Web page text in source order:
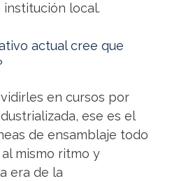
local.
actual cree que
en cursos por
ese es el
de ensamblaje todo
mismo ritmo y
era de la